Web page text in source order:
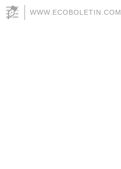
WWW.ECOBOLETIN.COM